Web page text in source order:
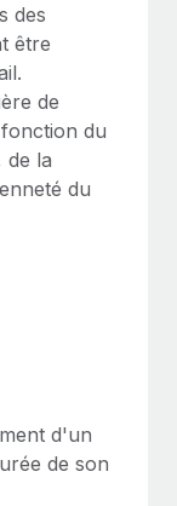
en
:
de
des
être
de
du
de la
du
d'un
de son